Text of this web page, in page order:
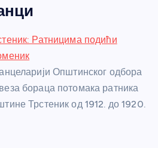
at
s
A
p
p
a
e
e
e
Ратницима подићи
Општинског одбора
бораца потомака ратника
Трстеник од 1912. до 1920.